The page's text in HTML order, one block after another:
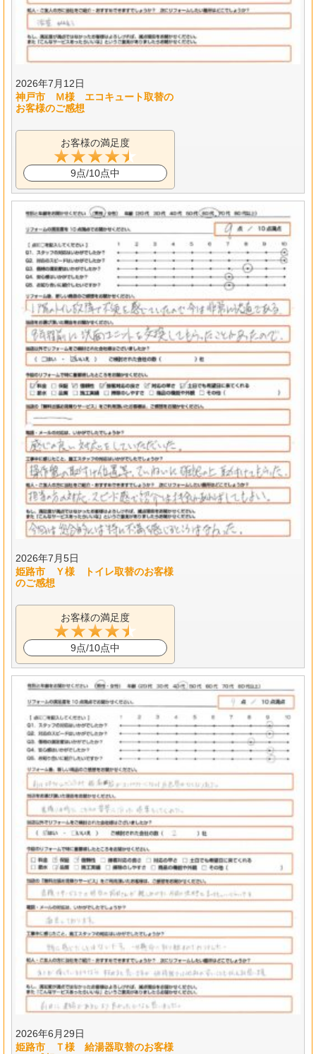
2026年7月12日
神戸市 Ｍ様 エコキュート取替の
お客様のご感想
お客様の満足度
9点/10点中
2026年7月5日
姫路市 Ｙ様 トイレ取替のお客様
のご感想
お客様の満足度
9点/10点中
2026年6月29日
姫路市 Ｔ様 給湯器取替のお客様